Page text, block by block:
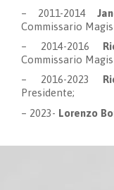
– 2011-2014
Commissario
– 2014-2016
Commissario
– 2016-2023
Presidente;
– 2023- Lorenzo